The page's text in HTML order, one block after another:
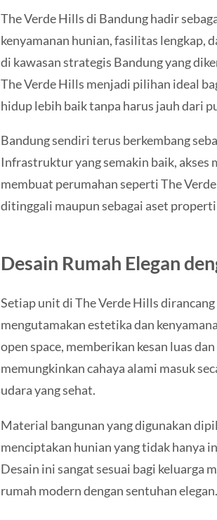
The Verde Hills di Bandung hadir
kenyamanan hunian, fasilitas lengkap,
di kawasan strategis Bandung yang
The Verde Hills menjadi pilihan ideal
hidup lebih baik tanpa harus jauh dari
Bandung sendiri terus berkembang
Infrastruktur yang semakin baik, akses
membuat perumahan seperti The
ditinggali maupun sebagai aset
Desain Rumah Elegan
Setiap unit di The Verde Hills
mengutamakan estetika dan
open space, memberikan kesan luas
memungkinkan cahaya alami masuk
udara yang sehat.
Material bangunan yang digunakan
menciptakan hunian yang tidak hanya
Desain ini sangat sesuai bagi keluarga
rumah modern dengan sentuhan elegan.